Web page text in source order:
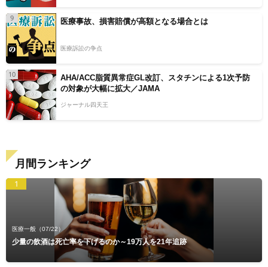
9 医療事故、損害賠償が高額となる場合とは
医療訴訟の争点
10
AHA/ACC脂質異常症GL改訂、スタチンによる1次予防
の対象が大幅に拡大／JAMA
ジャーナル四天王
月間ランキング
1
医療一般 （07/22）
少量の飲酒は死亡率を下げるのか～19万人を21年追跡